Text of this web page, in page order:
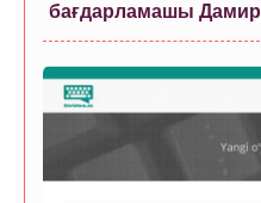
бағдарламашы Дамир